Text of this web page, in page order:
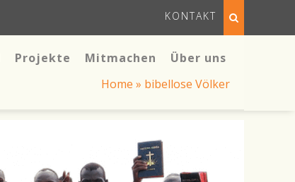
KONTAKT
Projekte Mitmachen
Über uns
Home » bibellose Völker